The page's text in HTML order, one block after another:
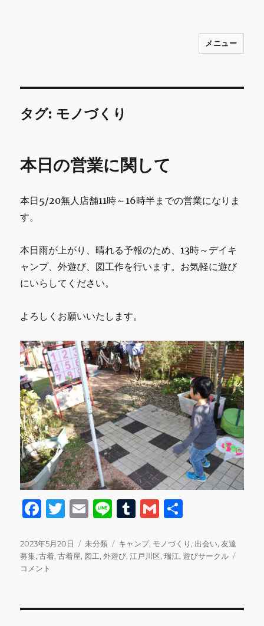
INNOCENCE ～日常に彩りを～ フ
物 etc販売 江戸川区瑞江
メニュー
タグ: モノづくり
本日の営業に関して
本日5/20無人店舗11時～16時半までの営業になりま
す。
本日雨が上がり、晴れる予報のため、13時～デイキ
ャンプ、外遊び、図工作を行います。お気軽に遊び
にいらしてください。
よろしくお願いいたします。
F
c
e
o
T
it
te
E
ai
l
Li
e
T
m
bl
G
ai
l
投
稿
日:
2023年5月20日
カ
テ
未分類
タ
グ
キャンプ, モノづくり , 出会い,友達
募集,古着,古着屋, 図工,外遊び,江戸川区,瑞江,遊びサークル
コメント